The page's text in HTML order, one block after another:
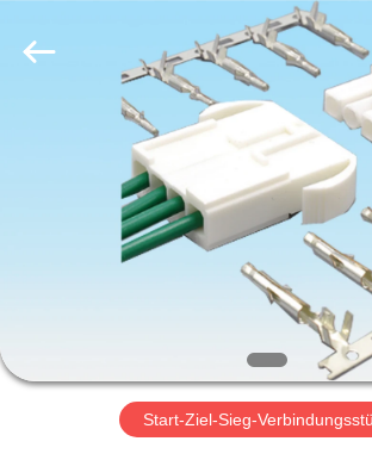
PRODUKTE
FABRIK-
AUSFLUG
Rights
Reserved.
Start-Ziel-Sieg-